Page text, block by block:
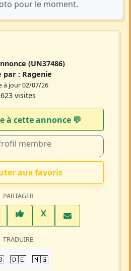
pour le moment.
(UN37486)
par : Ragenie
à jour 02/07/26
623 visites
à cette annonce 💬​
membre
aux favoris
PARTAGER
Facebook
XTwitter X
TRADUIRE
🇩🇪 🇲🇬